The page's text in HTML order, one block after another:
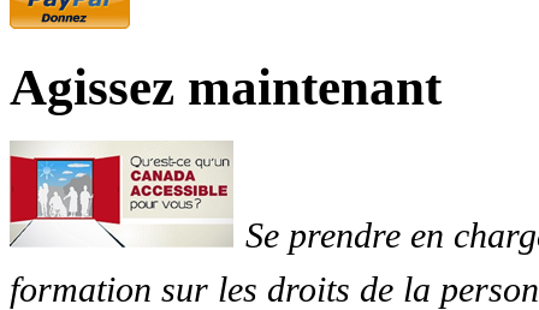
Agissez maintenant
Se prendre en
formation sur les droits de la